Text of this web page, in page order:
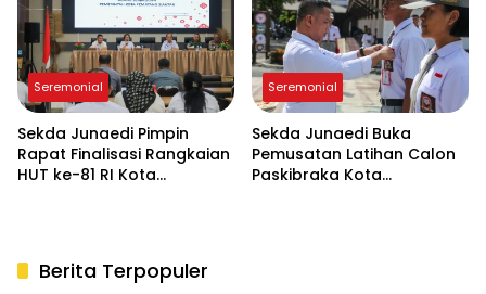
Seremonial
Sekda Junaedi Pimpin
Rapat Finalisasi Rangkaian
HUT ke-81 RI Kota
Seremonial
Sekda Junaedi Buka
Pemusatan Latihan Calon
Paskibraka Kota
Berita Terpopuler